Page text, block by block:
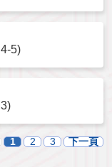
5)
1 2 3 下一頁